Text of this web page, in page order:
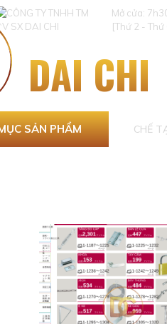
Mở cửa:
[Thứ 2 - Thứ
DAI CHI
SẢN PHẨM CHẾ